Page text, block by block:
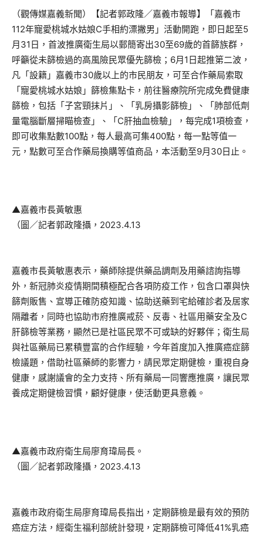
（觀傳媒嘉義新聞）【記者郭政隆／嘉義市報導】「嘉義市
112年寵愛桃城水姑娘C手相約漂撇男」活動開跑，即日起至5
月31日，首波推廣衛生局以郵簡寄出30至69歲的首篩族群，
呼籲從未篩檢過的高風險民眾優先篩檢；6月1日起推第二波，
凡「設籍」嘉義市30歲以上的市民朋友，可至合作藥局索取
「寵愛桃城水姑娘」篩檢集點卡，前往醫療院所完成免費健康
篩檢，包括「子宮頸抹片」、「乳房攝影篩檢」、「肺部低劑
量電腦斷層掃瞄檢查」、「C肝抽血檢驗」，每完成1項檢查，
即可收集點數100點，每人最高可集400點，每一點等值一
元，點數可至合作藥局換購等值商品，本活動至9月30日止。
▲嘉義市長黃敏惠
（圖／記者郭政隆攝，2023.4.13
嘉義市長黃敏惠表示，藥師除提供藥品調劑及用藥諮詢指導
外，新冠肺炎疫情期間積極配合各項防疫工作，包含口罩與快
篩劑販售、宣導正確防疫知識、協助送藥到宅給確診者及居家
隔離者，同時也協助市府推廣戒菸、反毒、社區用藥安全及C
肝篩檢等業務，顯然已是社區民眾不可或缺的好夥伴；衛生局
與社區藥局已累積豐富的合作經驗，今年首度加入推廣癌症篩
檢議題，借助社區藥師的影響力，請民眾定期健檢，重視自身
健康，感謝議會的全力支持、所有藥局一同響應推廣，讓民眾
養成定期健檢習慣，顧好健康，使活動更具意義。
▲嘉義市政府衛生局廖育瑋局長。
（圖／記者郭政隆攝，2023.4.13
嘉義市政府衛生局廖育瑋局長指出，定期篩檢是最有效的預防
癌症方法，經衛生福利部統計發現，定期篩檢可降低41%乳癌